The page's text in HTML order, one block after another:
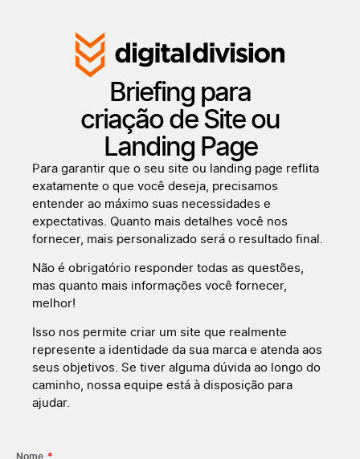
Briefing para
criação de Site ou
Landing Page
Para garantir que o seu site ou landing page reflita
exatamente o que você deseja, precisamos
entender ao máximo suas necessidades e
expectativas. Quanto mais detalhes você nos
fornecer, mais personalizado será o resultado final.
Não é obrigatório responder todas as questões,
mas quanto mais informações você fornecer,
melhor!
Isso nos permite criar um site que realmente
represente a identidade da sua marca e atenda aos
seus objetivos. Se tiver alguma dúvida ao longo do
caminho, nossa equipe está à disposição para
ajudar.
Nome